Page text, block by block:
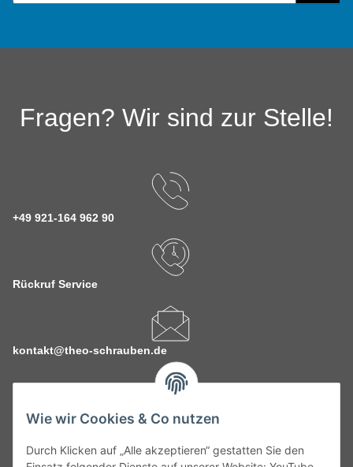
Wie wir Cookies & Co nutzen
Durch Klicken auf „Alle akzeptieren“ gestatten Sie den
Fragen? Wir sind zur Stelle!
+49 921-164 962 90
Rückruf Service
kontakt@theo-schrauben.de
Service